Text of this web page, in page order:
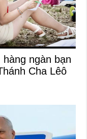
ngàn bạn
Cha Lêô